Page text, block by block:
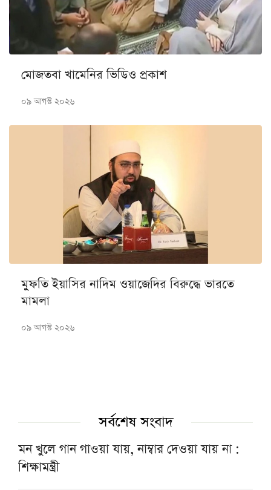
মোজতবা খামেনির ভিডিও প্রকাশ
০৯ আগস্ট ২০২৬
মুফতি ইয়াসির নাদিম ওয়াজেদির বিরুদ্ধে ভারতে
মামলা
০৯ আগস্ট ২০২৬
সর্বশেষ সংবাদ
মন খুলে গান গাওয়া যায়, নাম্বার দেওয়া যায় না :
শিক্ষামন্ত্রী